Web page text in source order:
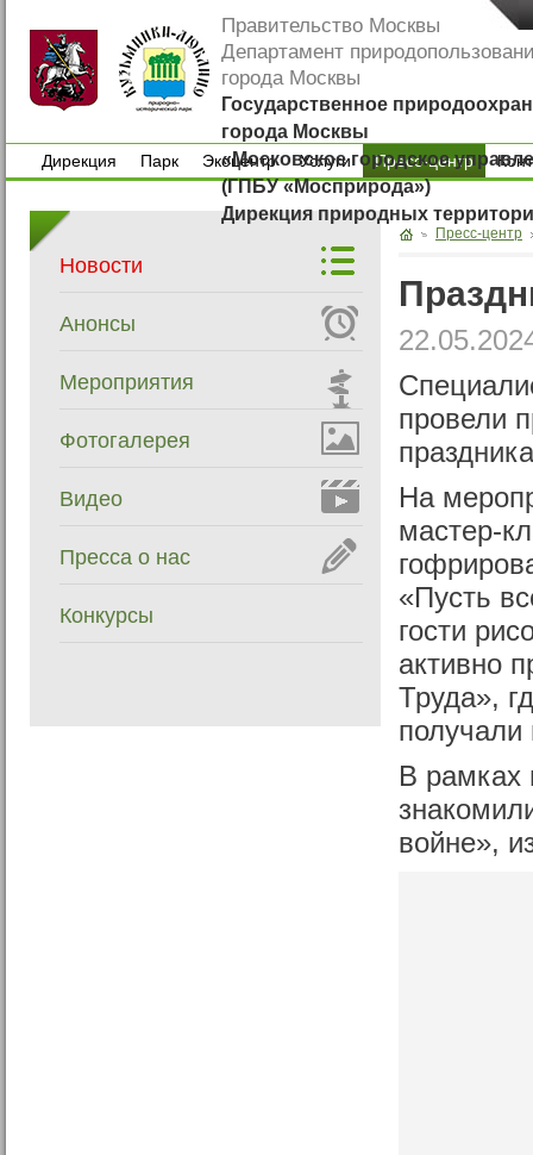
Правительство Москвы
Департамент
города Москвы
Государственное
города Москвы
«Московское городское
(ГПБУ «Мосприрода»)
Дирекция природных
Дирекция
Парк
Экоцентр
Экоцентр
Услуги
Услуги
Пресс-центр
Новости
Анонсы
Мероприятия
Фотогалерея
Видео
Пресса о нас
Конкурсы
Пресс-центр
провели
На
мастер-
«Пусть
гости
активно
Труда»,
получали
В рамках
войне»,